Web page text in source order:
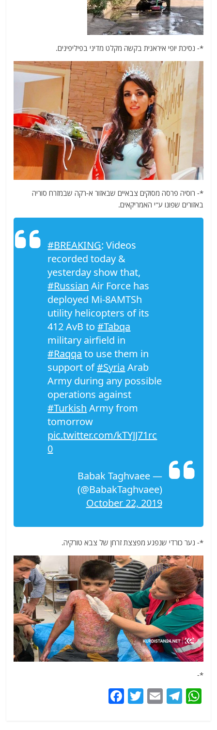
*- נסיכת יופי איראנית בקשה מקלט מדיני בפיליפינים.
*- רוסיה פרסה מסוקים צבאיים שבאזור א-רקה שבמזרח סוריה
באזורים שפונו ע"י האמריקאים.
#BREAKING: Videos
recorded today &
yesterday show that,
#Russian Air Force has
deployed Mi-8AMTSh
utility helicopters of its
412 AvB to#Tabqa
military airfield in
#Raqqa to use them in
support of#Syria Arab
Army during any possible
operations against
#Turkish Army from
tomorrow
pic.twitter.com/kTYJJ71rc
0
— Babak Taghvaee
(@BabakTaghvaee)
October 22, 2019
*- נער כורדי שנפגע מפצצת זרחן של צבא טורקיה.
*-
W
T
E
T